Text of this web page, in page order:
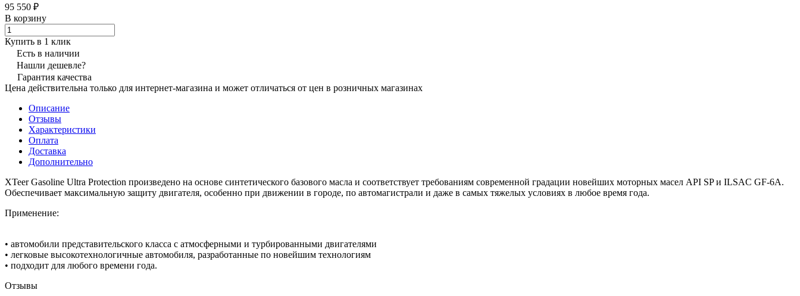
95 550 ₽
В корзину
Купить в 1 клик
Есть в наличии
Нашли дешевле?
Гарантия качества
Цена действительна только для интернет-магазина и может отличаться от цен в розничных магазинах
Описание
Отзывы
Характеристики
Оплата
Доставка
Дополнительно
XTeer Gasoline Ultra Protection произведено на основе синтетического базового масла и соответствует требованиям современной градации новейших моторных масел API SP и ILSAC GF-6A.
Обеспечивает максимальную защиту двигателя, особенно при движении в городе, по автомагистрали и даже в самых тяжелых условиях в любое время года.
Применение:
• автомобили представительского класса с атмосферными и турбированными двигателями
• легковые высокотехнологичные автомобиля, разработанные по новейшим технологиям
• подходит для любого времени года.
Отзывы